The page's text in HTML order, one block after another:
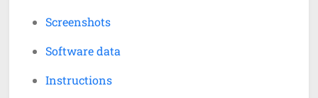
Screenshots
Software data
Instructions